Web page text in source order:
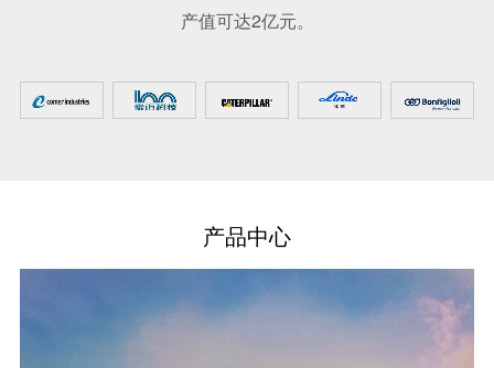
产值可达2亿元。
产品中心